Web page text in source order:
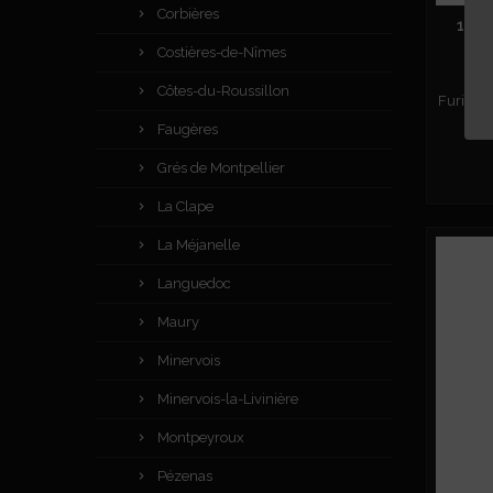
Corbières
Costières-de-Nîmes
Côtes-du-Roussillon
Faugères
Grés de Montpellier
La Clape
La Méjanelle
Languedoc
Maury
Minervois
Minervois-la-Livinière
Montpeyroux
Pézenas
100
Furiosa